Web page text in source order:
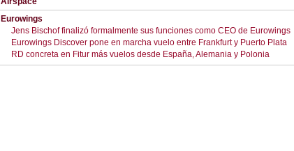
Eurowings
Jens Bischof finalizó formalmente sus funciones como CEO de Eurowings
Eurowings Discover pone en marcha vuelo entre Frankfurt y Puerto Plata
RD concreta en Fitur más vuelos desde España, Alemania y Polonia